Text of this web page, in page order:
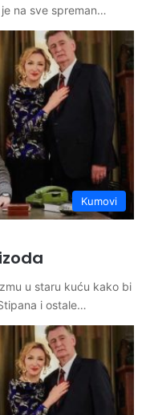
na sve spreman…
Kumovi
u staru kuću kako bi
i ostale…